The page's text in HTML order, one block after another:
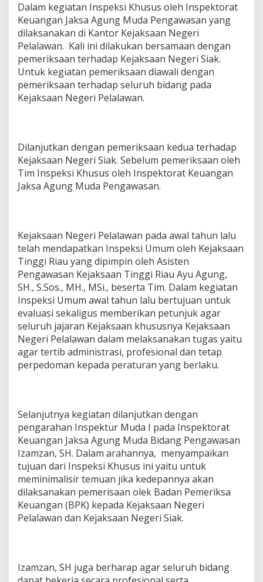
Dalam kegiatan Inspeksi Khusus oleh Inspektorat
Keuangan Jaksa Agung Muda Pengawasan yang
dilaksanakan di Kantor Kejaksaan Negeri
Pelalawan. Kali ini dilakukan bersamaan dengan
pemeriksaan terhadap Kejaksaan Negeri Siak.
Untuk kegiatan pemeriksaan diawali dengan
pemeriksaan terhadap seluruh bidang pada
Kejaksaan Negeri Pelalawan.
Dilanjutkan dengan pemeriksaan kedua terhadap
Kejaksaan Negeri Siak. Sebelum pemeriksaan oleh
Tim Inspeksi Khusus oleh Inspektorat Keuangan
Jaksa Agung Muda Pengawasan.
Kejaksaan Negeri Pelalawan pada awal tahun lalu
telah mendapatkan Inspeksi Umum oleh Kejaksaan
Tinggi Riau yang dipimpin oleh Asisten
Pengawasan Kejaksaan Tinggi Riau Ayu Agung,
SH., S.Sos., MH., MSi., beserta Tim. Dalam kegiatan
Inspeksi Umum awal tahun lalu bertujuan untuk
evaluasi sekaligus memberikan petunjuk agar
seluruh jajaran Kejaksaan khususnya Kejaksaan
Negeri Pelalawan dalam melaksanakan tugas yaitu
agar tertib administrasi, profesional dan tetap
perpedoman kepada peraturan yang berlaku.
Selanjutnya kegiatan dilanjutkan dengan
pengarahan Inspektur Muda I pada Inspektorat
Keuangan Jaksa Agung Muda Bidang Pengawasan
Izamzan, SH. Dalam arahannya, menyampaikan
tujuan dari Inspeksi Khusus ini yaitu untuk
meminimalisir temuan jika kedepannya akan
dilaksanakan pemerisaan olek Badan Pemeriksa
Keuangan (BPK) kepada Kejaksaan Negeri
Pelalawan dan Kejaksaan Negeri Siak.
Izamzan, SH juga berharap agar seluruh bidang